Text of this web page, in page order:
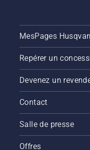
MesPages
Repérer un
Devenez un
Contact
Salle de presse
Offres